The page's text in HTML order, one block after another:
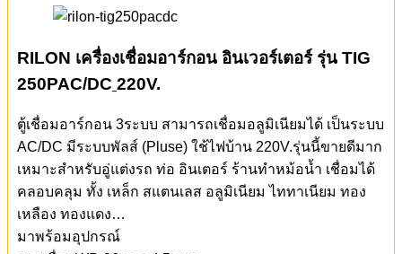
RILON เครื่องเชื่อมอาร์กอน อินเวอร์เตอร์ รุ่น TIG
250PAC/DC 220V.
ตู้เชื่อมอาร์กอน 3ระบบ สามารถเชื่อมอลูมิเนียมได้ เป็นระบบ
AC/DC มีระบบพัลส์ (Pluse) ใช้ไฟบ้าน 220V.รุ่นนี้ขายดีมาก
เหมาะสำหรับอู่แต่งรถ ท่อ อินเตอร์ ร้านทำหม้อน้ำ เชื่อมได้
คลอบคลุม ทั้ง เหล็ก สแตนเลส อลูมิเนียม ไททาเนียม ทอง
เหลือง ทองแดง…
มาพร้อมอุปกรณ์